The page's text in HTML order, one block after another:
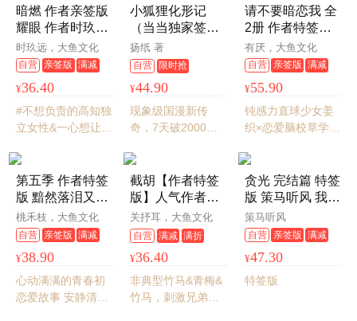
方奇幻巨作！“驱
魔”系列最终章
小姐路栀。新增出
版番外《解酒软
糖》《小动物之
夜》。赠：邀请函
撕拉卡+甜栀拍立得
+下午茶甜品单+多
巴胺贴纸+电子赠品
*4——酷威文化
纸*1。随书赠送：
（①青梅竹马贴纸
×1②佳夕的日记书
签×1）
暗燃 作者亲签版
耀眼 作者时玖远
极限拉扯“智性
恋”作品，实体书
应
时玖远，大鱼文化
自营 亲签版 满减
满折
¥36.40
#不想负责的高知独
立女性&一心想让她
尹澄不会轻易对一
个男人动心，梁延
商是个意外，一个
她主动想探索的美
好意外。
小狐狸化形记
（当当独家签
名）
扬纸 著
自营 限时抢
¥44.90
现象级国漫新传
奇，7天破2000万
残酷的奇妙寓言。
骆驼哥CMJ、河森
堡、南宫泓力荐，
随书赠明信片，彩
色漫画，空脊装
订，可180°平摊，
阅读体验感更佳
请不要暗恋我 全
2册 作者特签版
作者有厌最新甜
蜜校园暗恋文
有厌，大鱼文化
自营 亲签版 满减
满折
¥55.90
钝感力直球少女姜
织×恋爱脑校草学霸
向奔赴，新增3000
字独家番外，赠告
白卡+学生证！
第五季 作者特签
版 黯然落泪又暖
心的校园暗恋文
——十八岁时的
个因为她一句话
可以赴汤蹈火的
少年
桃禾枝，大鱼文化
自营 亲签版 满减
满折
¥38.90
心动满满的青春初
恋爱故事 安静清冷
截胡【作者特签
版】人气作者关
抒耳极限拉扯口
碑之作，清醒钓
系×甘愿上钩，刺
激兄弟修罗场，
弟弟喜欢的女
孩，我也能喜
关抒耳，大鱼文化
自营 满减 满折
¥36.40
非典型竹马&青梅&
竹马，刺激兄弟修
贪光 完结篇 特签
版 策马听风 我，
还能抢救一下吗
新增出版番外 端
策马听风
自营 亲签版 满减
满折
¥47.30
特签版